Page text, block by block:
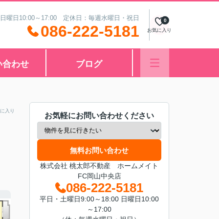
曜日10:00～17:00 定休日：毎週水曜日・祝日
086-222-5181 お気に入り
0
合わせ ブログ
入り
お気軽にお問い合わせください
無料お問い合わせ
株式会社 桃太郎不動産 ホームメイト
FC岡山中央店
086-222-5181
平日・土曜日9:00～18:00 日曜日10:00
～17:00